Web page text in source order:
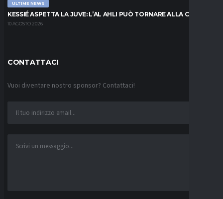
ULTIME NEWS
KESSIÉ ASPETTA LA JUVE: L’AL AHLI PUÒ TORNARE ALLA CARICA
10 AGOSTO 2026
CONTATTACI
Vuoi diventare nostro sponsor? Contattaci!